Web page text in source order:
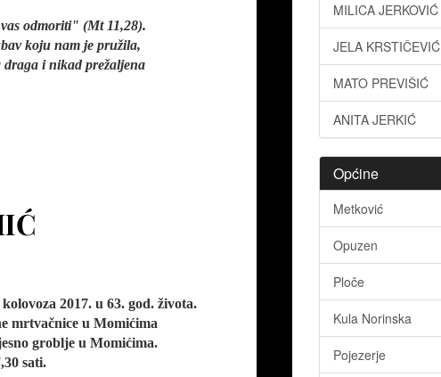
odmoriti" (Mt 11,28).
koju nam je pružila,
i nikad prežaljena
2017. u 63. god. života.
mrtvačnice u Momićima
groblje u Momićima.
sati.
MILICA JERKOVIĆ
JELA KRSTIČEVIĆ
MATO PREVIŠIĆ
ANITA JERKIĆ
Općine
Metković
Opuzen
Ploče
Kula Norinska
Pojezerje